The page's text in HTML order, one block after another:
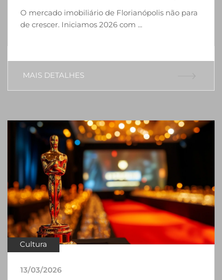
O mercado imobiliário de Florianópolis não para
de crescer. Iniciamos 2026 com ...
MAIS DETALHES
Cultura
13/03/2026